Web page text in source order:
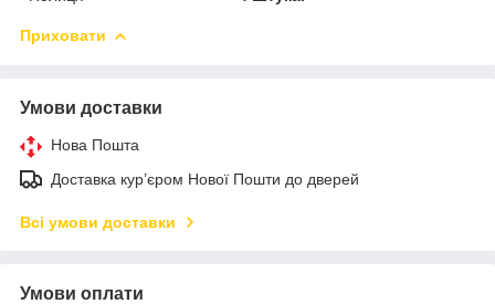
Приховати
Умови доставки
Нова Пошта
Доставка кур’єром Нової Пошти до дверей
Всі умови доставки
Умови оплати